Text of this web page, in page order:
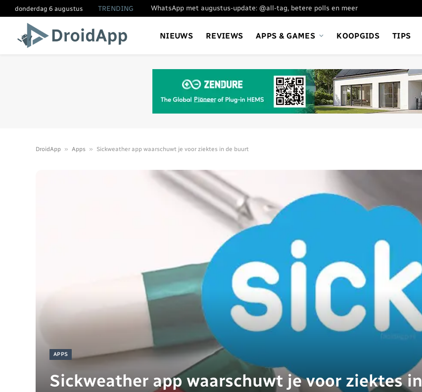
donderdag 6 augustus TRENDING WhatsApp met augustus-update: @all-tag, betere polls en meer
NIEUWS REVIEWS APPS & GAMES KOOPGIDS TIPS
DroidApp » Apps » Sickweather app waarschuwt je voor ziektes in de buurt
APPS
Sickweather app waarschuwt je voor ziektes in